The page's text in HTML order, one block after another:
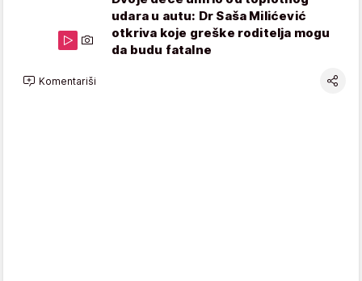
udara u autu: Dr Saša Milićević
otkriva koje greške roditelja mogu
da budu fatalne
Komentariši